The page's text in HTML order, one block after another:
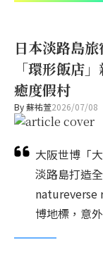
日本淡路島
「環形飯店
癒度假村
By蘇祐萱2026/07/08
大阪世博「
淡路島打造
natureverse
博地標，意